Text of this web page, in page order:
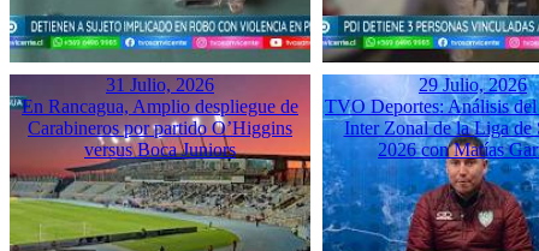
31 Julio, 2026
En Rancagua, Amplio despliegue de
Carabineros por partido O’Higgins
versus Boca Juniors
29 Julio, 2026
TVO Deportes: Análisis del
Inter Zonal de la Liga de
2026 con Matías